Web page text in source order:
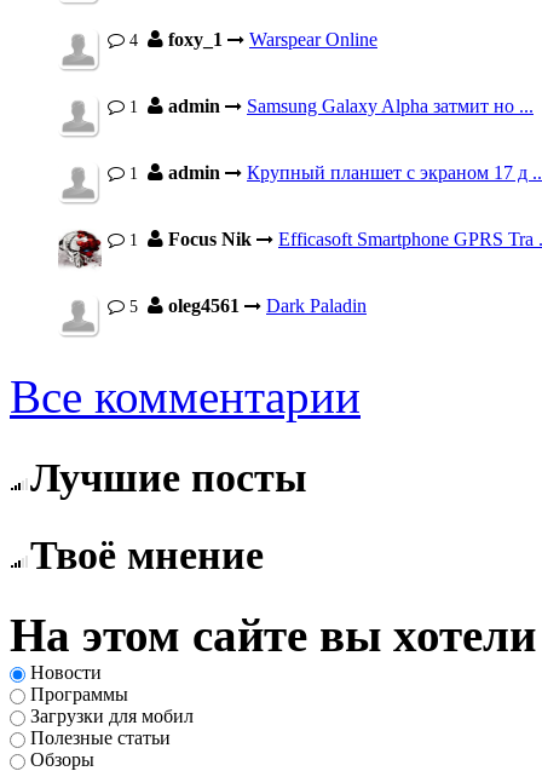
4 foxy_1 Warspear Online
1 admin Samsung Galaxy Alpha затмит но ...
1 admin Крупный планшет с экраном 17 д
1 Focus Nik Efficasoft Smartphone GPRS Tra
5 oleg4561 Dark Paladin
Все комментарии
Лучшие посты
Твоё мнение
На этом сайте вы
Новости
Программы
Загрузки для мобил
Полезные статьи
Обзоры